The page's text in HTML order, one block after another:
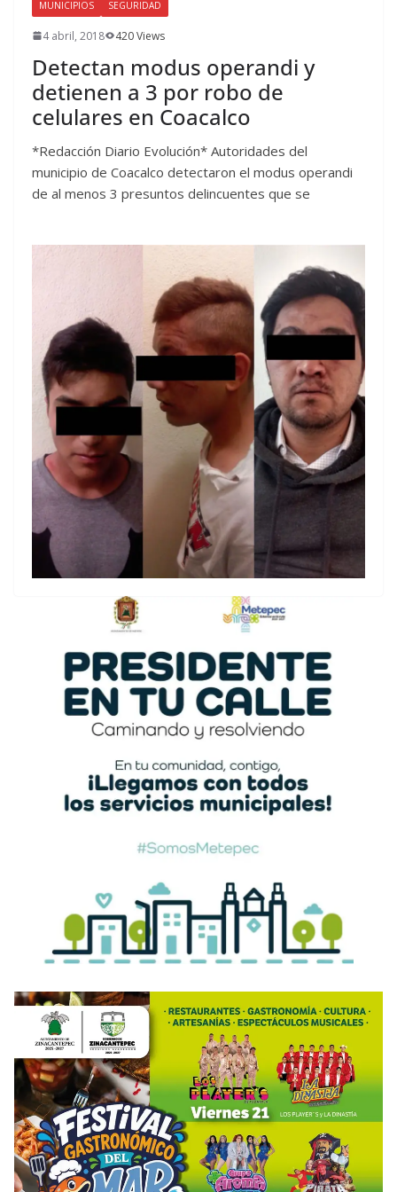
MUNICIPIOS SEGURIDAD
4 abril, 2018 420 Views
Detectan modus operandi y
detienen a 3 por robo de
celulares en Coacalco
*Redacción Diario Evolución* Autoridades del
municipio de Coacalco detectaron el modus operandi
de al menos 3 presuntos delincuentes que se